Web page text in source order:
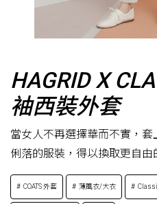
HAGRID X
袖西裝外套
當女人不再選擇華而不實，
俐落的服裝，得以換取更自由
COATS 外套 薄風衣/大衣